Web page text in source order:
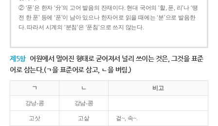
② ‘푼’은 한자 ‘分’의 고어 발음의 잔재이다. 현대 국어의 ‘할, 푼, 리’나 ‘땡
전 한 푼’ 등에 ‘푼’이 남아 있으나 한자어로 읽을 때에는 ‘분’으로 발음한
다. 따라서 시계의 ‘분침’은 ‘푼침’으로 쓰지 않는다.
제5항 어원에서 멀어진 형태로 굳어져서 널리 쓰이는 것은, 그것을 표준
어로 삼는다.(ㄱ을 표준어로 삼고, ㄴ을 버림.)
ㄱ ㄴ 비고
강낭-콩 강남-콩
고삿 고샅 겉~, 속~.